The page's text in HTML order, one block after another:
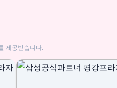
제공받습니다.